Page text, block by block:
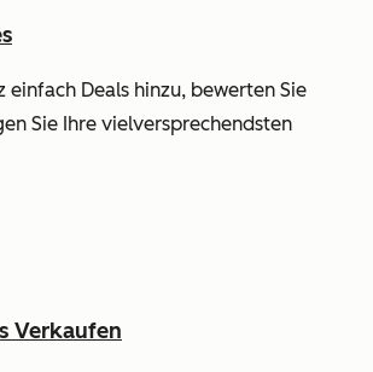
einfach Deals hinzu, bewerten Sie
Sie Ihre vielversprechendsten
Verkaufen